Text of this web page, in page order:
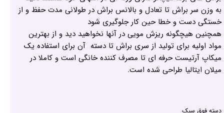
به وزن سر براش تا تعادل و بالانس براش در طولانی مدت حفظ و از
خستگی دست و خطا حین کار جلوگیری شود
همچنین هیچگونه ریزش مویی در آنها نخواهید دید و از بهترین
مواد اولیه برای تولید از سری براش تا دسته آن برای استفاده یک
میکاپ آرتیست حرفه ای تا مصرف کننده خانگی است و کاملا در
میلان ایتالیا طراحی شده است.
دسته فوق سبک